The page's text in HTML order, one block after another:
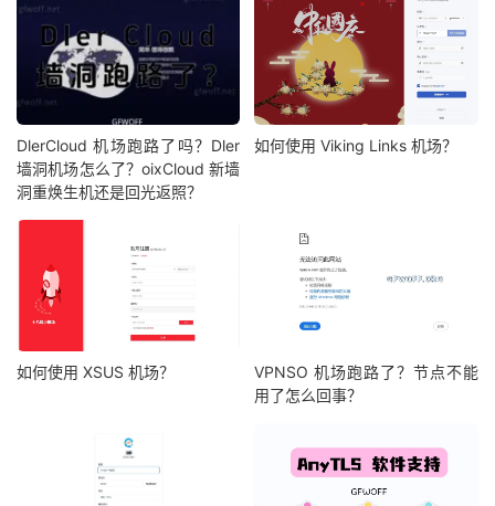
DlerCloud 机场跑路了吗？Dler
墙洞机场怎么了？oixCloud 新墙
洞重焕生机还是回光返照？
如何使用 Viking Links 机场？
如何使用 XSUS 机场？
VPNSO 机场跑路了？节点不能
用了怎么回事？